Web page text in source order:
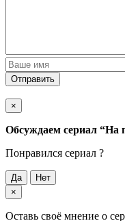
Отправить
×
Обсуждаем cериал “На
Понравился cериал ?
Да
Нет
×
Оставь своё мнение о